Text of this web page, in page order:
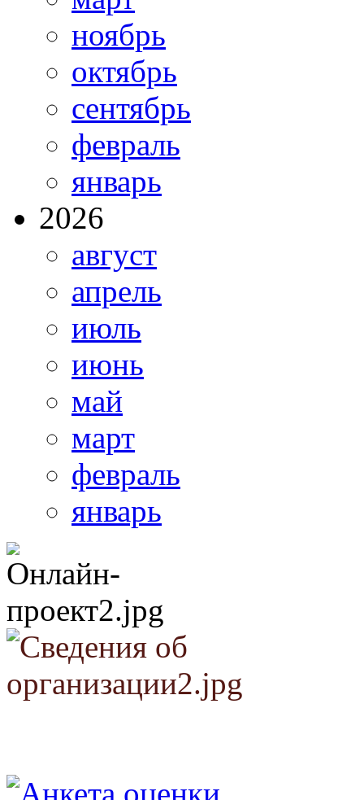
ноябрь
октябрь
сентябрь
февраль
январь
2026
август
апрель
июль
июнь
май
март
февраль
январь